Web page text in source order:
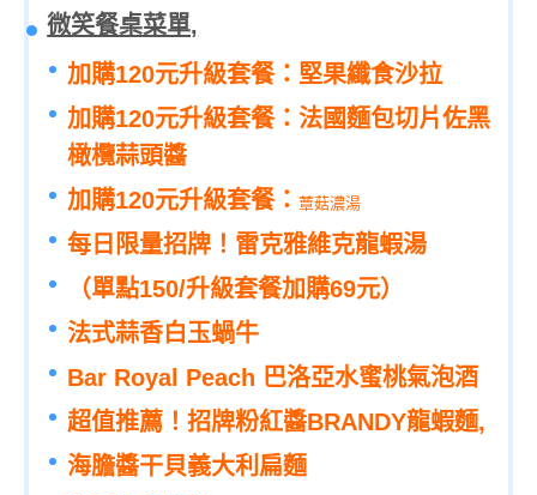
微笑餐桌菜單,
加購120元升級套餐：堅果纖食沙拉
加購120元升級套餐：法國麵包切片佐黑
橄欖蒜頭醬
加購120元升級套餐：蕈菇濃湯
每日限量招牌！雷克雅維克龍蝦湯
（單點150/升級套餐加購69元）
法式蒜香白玉蝸牛
Bar Royal Peach 巴洛亞水蜜桃氣泡酒
超值推薦！招牌粉紅醬BRANDY龍蝦麵,
海膽醬干貝義大利扁麵